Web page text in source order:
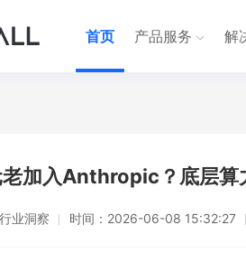
首页 产品服务 解
加入Anthropic？底层算
行业洞察 时间： 2026-06-08 15:32:27